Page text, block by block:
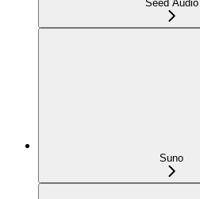
Seed Audio
Suno